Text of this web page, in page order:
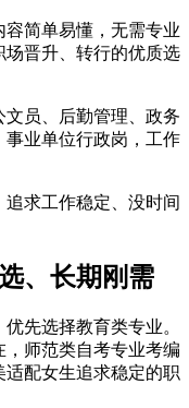
容简单易懂，无需专业
晋升、转行的优质选
文员、后勤管理、政务
事业单位行政岗，工作
追求工作稳定、没时间
、长期刚需
先选择教育类专业。
，师范类自考专业考编
配女生追求稳定的职